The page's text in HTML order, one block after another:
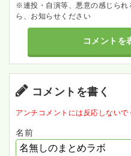
※連投・自演等、悪意の感じられ
ら、お知らせください
コメントを
コメントを書く
アンチコメントには反応しないで
名前